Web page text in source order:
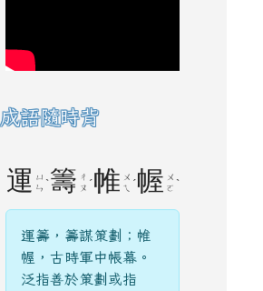
成語隨時背
運 ㄩ
ㄣ ˋ籌 ㄔ
ㄡ ˊ帷 ㄨ
ㄟ ˊ幄 ㄨ
ㄛ ˋ
運籌，籌謀策劃；帷
幄，古時軍中帳幕。
泛指善於策劃或指